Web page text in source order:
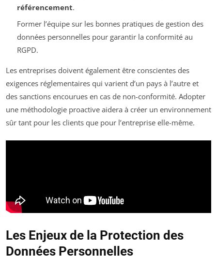
référencement.
Former l’équipe sur les bonnes pratiques de gestion des
données personnelles pour garantir la conformité au
RGPD.
Les entreprises doivent également être conscientes des
exigences réglementaires qui varient d’un pays à l’autre et
des sanctions encourues en cas de non-conformité. Adopter
une méthodologie proactive aidera à créer un environnement
sûr tant pour les clients que pour l’entreprise elle-même.
Les Enjeux de la Protection des
Données Personnelles